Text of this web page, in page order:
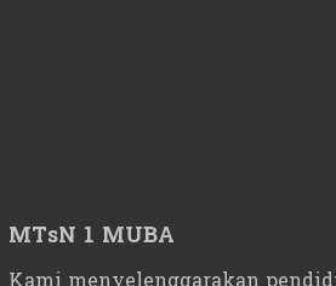
MTsN 1 MUBA